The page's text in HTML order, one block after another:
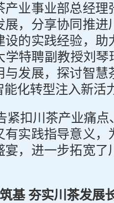
产业事业部总经理
展，分享协同推进
设的实践经验，助
学特聘副教授刘琴
与发展，探讨智慧
化转型注入新活
紧扣川茶产业痛
有实践指导意义，
宴，进一步拓宽了
基 夯实川茶发展